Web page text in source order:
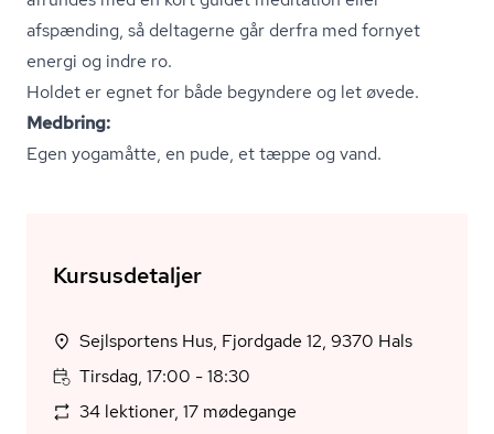
afspænding, så deltagerne går derfra med fornyet
energi og indre ro.
Holdet er egnet for både begyndere og let øvede.
Medbring:
Egen yogamåtte, en pude, et tæppe og vand.
Kursusdetaljer
Sejlsportens Hus, Fjordgade 12, 9370 Hals
Tirsdag, 17:00 - 18:30
34 lektioner, 17 mødegange